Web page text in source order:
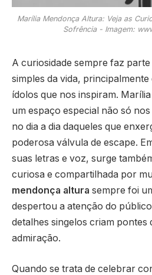
Marília Mendonça Altura: Veja as
Sofrência - Imagem:
A curiosidade sempre faz
simples da vida,
ídolos que nos inspiram.
um espaço especial não só
no dia a dia daqueles que
poderosa válvula de escape.
suas letras e voz, surge
curiosa e compartilhada por
mendonça altura sempre foi
despertou a atenção do
detalhes singelos criam pontes
admiração.
Quando se trata de celebrar